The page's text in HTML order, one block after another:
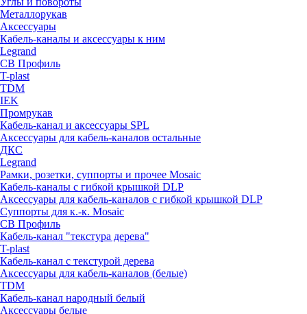
Металлорукав
Аксессуары
Кабель-каналы и аксессуары к ним
Legrand
СВ Профиль
T-plast
TDM
IEK
Промрукав
Кабель-канал и аксессуары SPL
Аксессуары для кабель-каналов остальные
ДКС
Legrand
Рамки, розетки, суппорты и прочее Mosaic
Кабель-каналы с гибкой крышкой DLP
Аксессуары для кабель-каналов с гибкой крышкой DLP
Суппорты для к.-к. Mosaic
СВ Профиль
Кабель-канал "текстура дерева"
T-plast
Кабель-канал с текстурой дерева
Аксессуары для кабель-каналов (белые)
TDM
Кабель-канал народный белый
Аксессуары белые